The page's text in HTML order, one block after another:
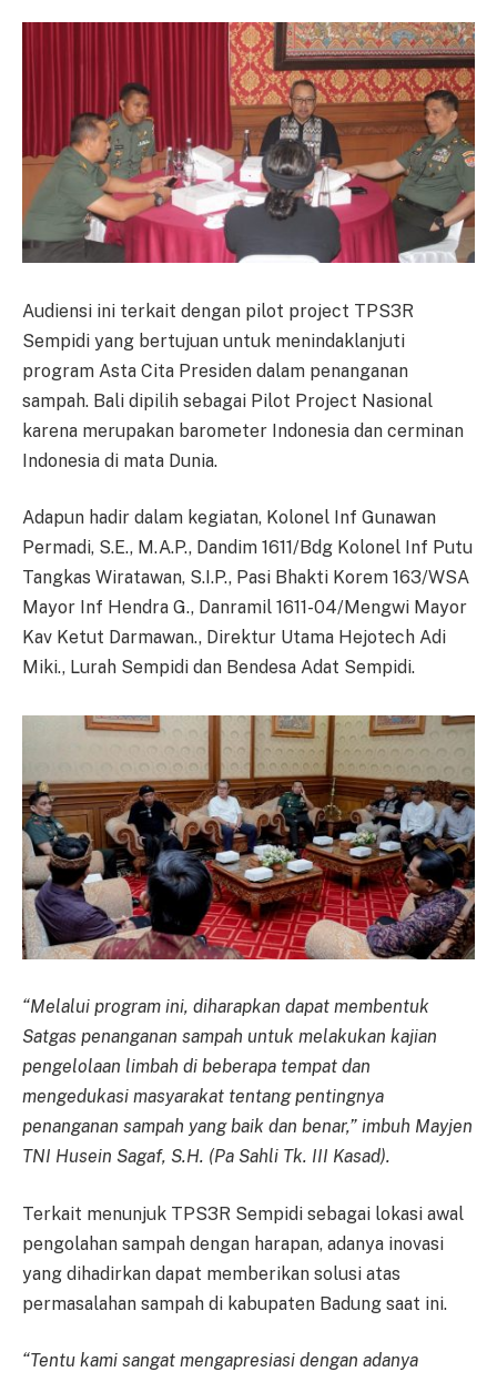
Audiensi ini terkait dengan pilot project TPS3R
Sempidi yang bertujuan untuk menindaklanjuti
program Asta Cita Presiden dalam penanganan
sampah. Bali dipilih sebagai Pilot Project Nasional
karena merupakan barometer Indonesia dan cerminan
Indonesia di mata Dunia.
Adapun hadir dalam kegiatan, Kolonel Inf Gunawan
Permadi, S.E., M.A.P., Dandim 1611/Bdg Kolonel Inf Putu
Tangkas Wiratawan, S.I.P., Pasi Bhakti Korem 163/WSA
Mayor Inf Hendra G., Danramil 1611-04/Mengwi Mayor
Kav Ketut Darmawan., Direktur Utama Hejotech Adi
Miki., Lurah Sempidi dan Bendesa Adat Sempidi.
“Melalui program ini, diharapkan dapat membentuk
Satgas penanganan sampah untuk melakukan kajian
pengelolaan limbah di beberapa tempat dan
mengedukasi masyarakat tentang pentingnya
penanganan sampah yang baik dan benar,” imbuh Mayjen
TNI Husein Sagaf, S.H. (Pa Sahli Tk. III Kasad).
Terkait menunjuk TPS3R Sempidi sebagai lokasi awal
pengolahan sampah dengan harapan, adanya inovasi
yang dihadirkan dapat memberikan solusi atas
permasalahan sampah di kabupaten Badung saat ini.
“Tentu kami sangat mengapresiasi dengan adanya